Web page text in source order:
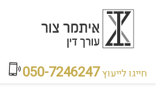
חייגו לייעוץ050-7246247